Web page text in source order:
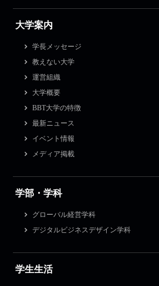
大学案内
学長メッセージ
教えない大学
運営組織
大学概要
BBT大学の特徴
最新ニュース
イベント情報
メディア掲載
学部・学科
グローバル経営学科
デジタルビジネスデザイン学科
学生生活